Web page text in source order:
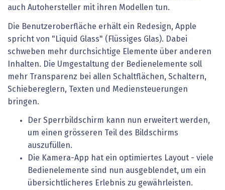
auch Autohersteller mit ihren Modellen tun.
Die Benutzeroberfläche erhält ein Redesign, Apple
spricht von "Liquid Glass" (Flüssiges Glas). Dabei
schweben mehr durchsichtige Elemente über anderen
Inhalten. Die Umgestaltung der Bedienelemente soll
mehr Transparenz bei allen Schaltflächen, Schaltern,
Schiebereglern, Texten und Mediensteuerungen
bringen.
Der Sperrbildschirm kann nun erweitert werden,
um einen grösseren Teil des Bildschirms
auszufüllen.
Die Kamera-App hat ein optimiertes Layout - viele
Bedienelemente sind nun ausgeblendet, um ein
übersichtlicheres Erlebnis zu gewährleisten.